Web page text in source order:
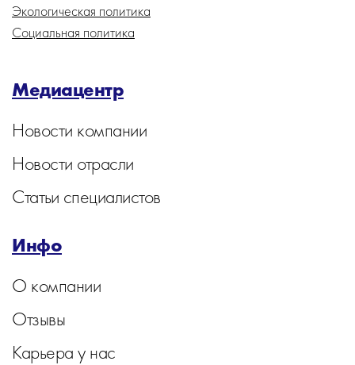
Экологическая политика
Социальная политика
Медиацентр
Новости компании
Новости отрасли
Статьи специалистов
Инфо
О компании
Отзывы
Карьера у нас